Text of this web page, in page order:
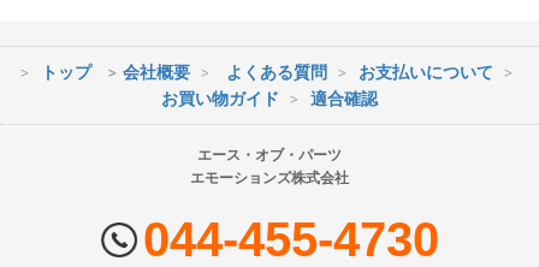
※最短到着をご希望の場合、時間指定不可の地域があります。
※配送業者の状況により荷物に遅延が生じる場合もございますので
ヤマト運輸・佐川急便・日本郵便・西濃運輸を使用しております。
配送会社はお選びいただけません。
トップ 会社概要 よくある質問
お支払いについて
お買い物ガイド
適合確認
エース・オブ・パーツ
エモーションズ株式会社
044-455-4730